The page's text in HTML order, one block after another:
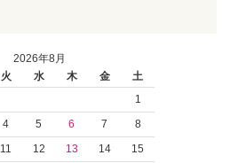
2026年8月
火 水 木 金
土
1
4 5 6 7
8
11 12 13 14
15